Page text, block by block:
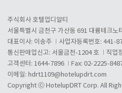
주식회사 호텔업디알티
서울특별시 금천구 가산동 691 대륭테크노
대표이사: 이송주
사업자등록번호: 441-
통신판매업신고: 서울금천-1204 호
직업
고객센터: 1644-7896
Fax: 02-2225-
이메일: hdrt1109@hotelupdrt.com
Copyright ⓒ HotelupDRT Corp. All